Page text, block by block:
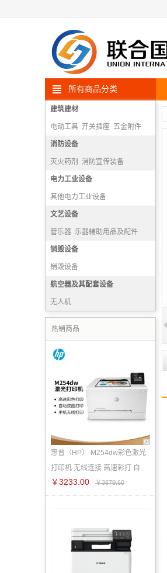
所有商品分类
建筑建材
电动工具 开关插座 五金附件
高空安防用品
消防设备
灭火药剂 消防宣传装备
消防报警机
隔绝式正压氧气呼吸器
电力工业设备
其他电力工业设备
文艺设备
管乐器 乐器辅助用品及配件
打击乐器
销毁设备
销毁设备
航空器及其配套设备
无人机
热销商品
惠普（HP） M254dw彩色激光
打印机 无线连接 高速彩打 自
￥3233.00 ￥3879.60